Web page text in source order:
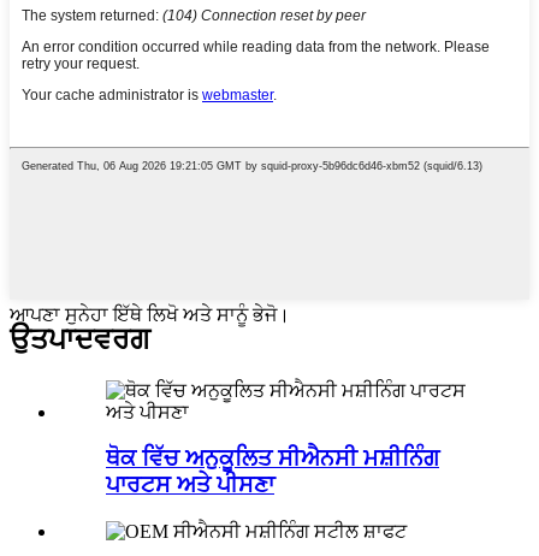
ਆਪਣਾ ਸੁਨੇਹਾ ਇੱਥੇ ਲਿਖੋ ਅਤੇ ਸਾਨੂੰ ਭੇਜੋ।
ਉਤਪਾਦਵਰਗ
ਥੋਕ ਵਿੱਚ ਅਨੁਕੂਲਿਤ ਸੀਐਨਸੀ ਮਸ਼ੀਨਿੰਗ
ਪਾਰਟਸ ਅਤੇ ਪੀਸਣਾ